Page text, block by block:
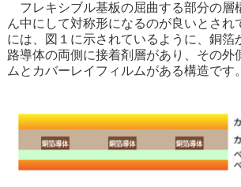
フレキシブル基板の屈曲する部分の層
ん中にして対称形になるのが良いとされ
には、図１に示されているように、銅箔
路導体の両側に接着剤層があり、その外
ムとカバーレイフィルムがある構造です。